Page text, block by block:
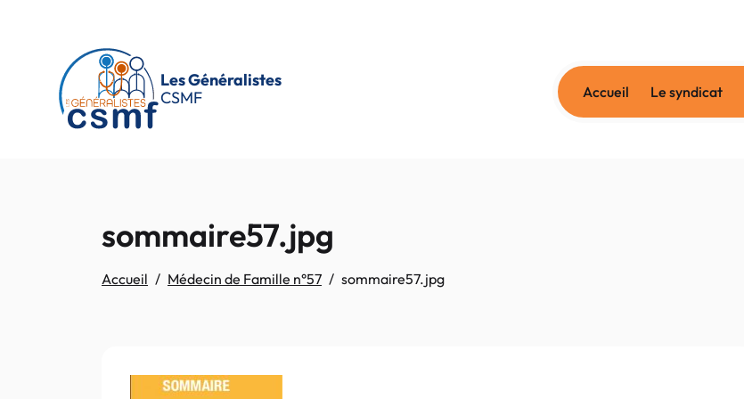
Les Généralistes
CSMF
Accueil Le syndicat
sommaire57.jpg
Accueil Médecin de Famille n°57 sommaire57.jpg